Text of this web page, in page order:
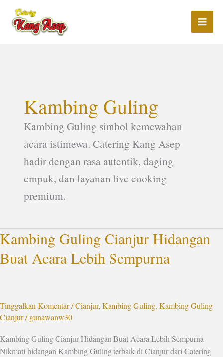
konten
Kambing Guling
Kambing Guling simbol kemewahan
acara istimewa. Catering Kang Asep
hadir dengan rasa autentik, daging
empuk, dan layanan live cooking
premium.
Kambing Guling Cianjur Hidangan
Buat Acara Lebih Sempurna
Tinggalkan Komentar/Cianjur, Kambing Guling, Kambing Guling
Cianjur/gunawanw30
Kambing Guling Cianjur Hidangan Buat Acara Lebih Sempurna
Nikmati hidangan Kambing Guling terbaik di Cianjur dari Catering
Kambing
Guling
Cianjur
Lebih
Sempurna